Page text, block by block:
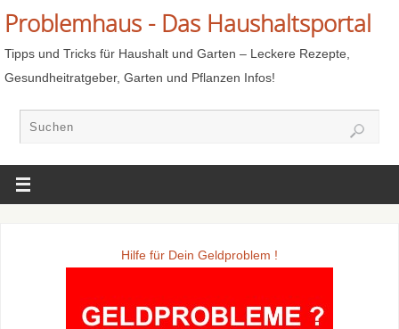
Problemhaus - Das Haushaltsportal
Tipps und Tricks für Haushalt und Garten – Leckere Rezepte,
Gesundheitratgeber, Garten und Pflanzen Infos!
Hilfe für Dein Geldproblem !